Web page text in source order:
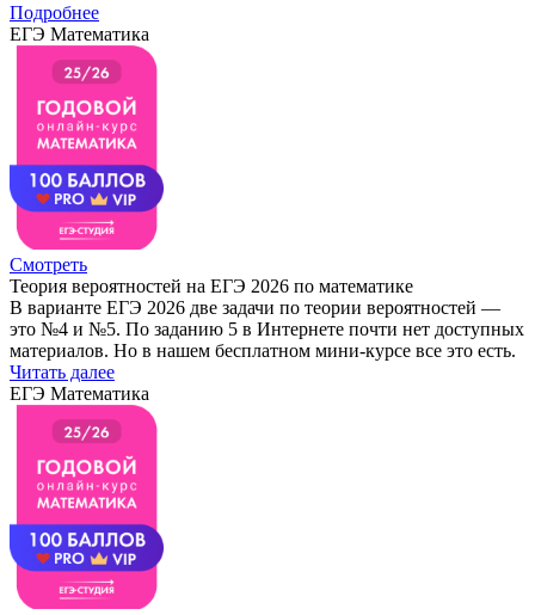
Подробнее
ЕГЭ Математика
Смотреть
Теория вероятностей на ЕГЭ 2026 по математике
В варианте ЕГЭ 2026 две задачи по теории вероятностей —
это №4 и №5. По заданию 5 в Интернете почти нет доступных
материалов. Но в нашем бесплатном мини-курсе все это есть.
Читать далее
ЕГЭ Математика